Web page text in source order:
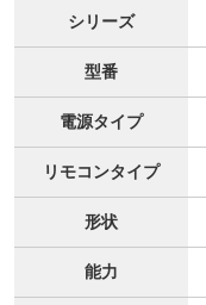
シリーズ
型番
電源タイプ
リモコンタイプ
形状
能力